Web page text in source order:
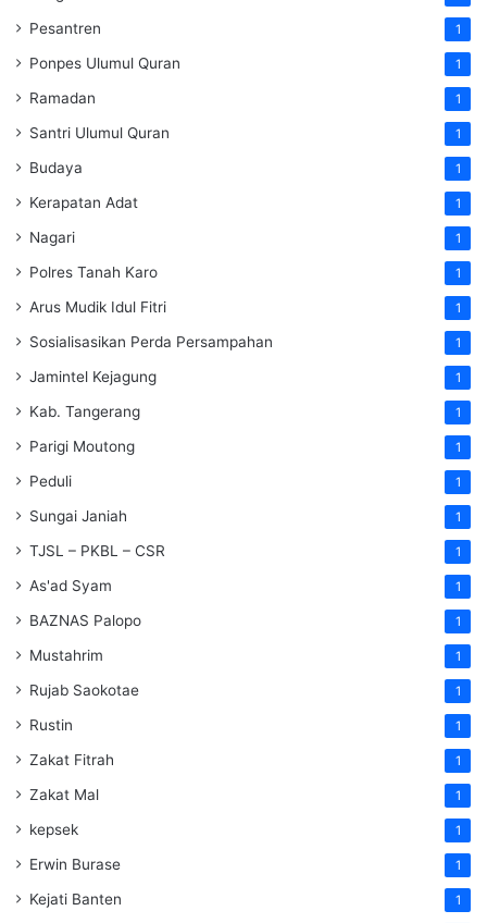
Pesantren 1
Ponpes Ulumul Quran 1
Ramadan 1
Santri Ulumul Quran 1
Budaya 1
Kerapatan Adat 1
Nagari 1
Polres Tanah Karo 1
Arus Mudik Idul Fitri 1
Sosialisasikan Perda Persampahan 1
Jamintel Kejagung 1
Kab. Tangerang 1
Parigi Moutong 1
Peduli 1
Sungai Janiah 1
TJSL – PKBL – CSR 1
As'ad Syam 1
BAZNAS Palopo 1
Mustahrim 1
Rujab Saokotae 1
Rustin 1
Zakat Fitrah 1
Zakat Mal 1
kepsek 1
Erwin Burase 1
Kejati Banten 1